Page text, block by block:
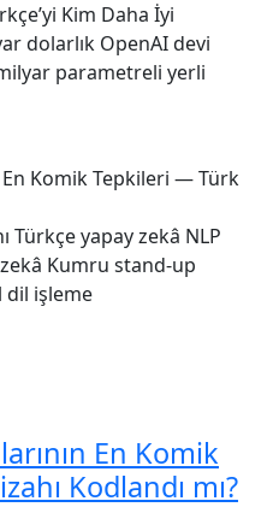
Kim Daha İyi
dolarlık OpenAI devi
parametreli yerli
Türkçe yapay zekâ NLP
Kumru stand-up
dil işleme
En Komik
Kodlandı mı?